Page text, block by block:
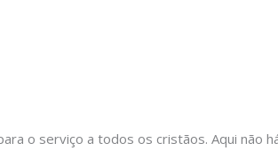
o serviço a todos os cristãos. Aqui não